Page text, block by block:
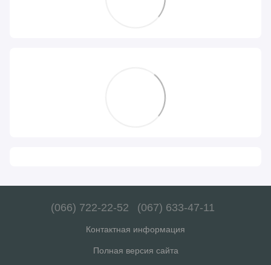
(066) 722-22-52 (067) 633-47-11
Контактная информация
Полная версия сайта